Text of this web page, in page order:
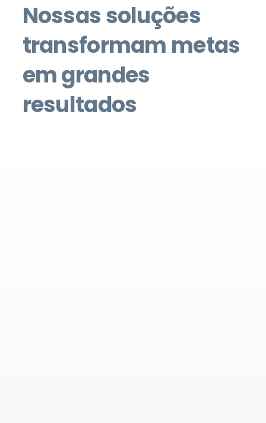
Nossas soluções
transformam metas
em grandes
resultados